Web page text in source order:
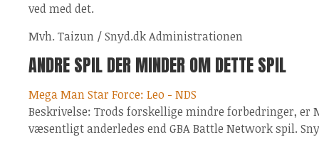
ved med det.
Mvh. Taizun / Snyd.dk Administrationen
ANDRE SPIL DER MINDER OM DETTE SPIL
Mega Man Star Force: Leo - NDS
Beskrivelse: Trods forskellige mindre forbedringer, er
væsentligt anderledes end GBA Battle Network spil.